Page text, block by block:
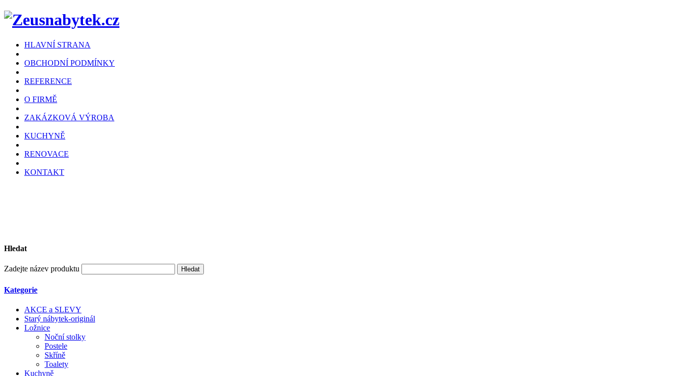
HLAVNÍ STRANA
OBCHODNÍ PODMÍNKY
REFERENCE
O FIRMĚ
ZAKÁZKOVÁ VÝROBA
KUCHYNĚ
RENOVACE
KONTAKT
Hledat
Zadejte název produktu
Kategorie
AKCE a SLEVY
Starý nábytek-originál
Ložnice
Noční stolky
Postele
Skříně
Toalety
Kuchyně